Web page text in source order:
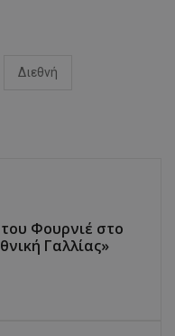
Διεθνή
Φουρνιέ στο
Γαλλίας»